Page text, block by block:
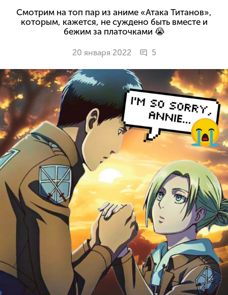
Смотрим на топ пар из аниме «Атака Титанов»,
которым, кажется, не суждено быть вместе и
бежим за платочками 😭
20 января 2022 5